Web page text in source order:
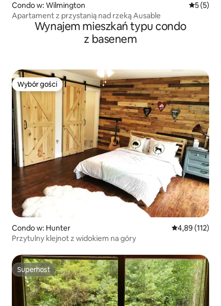
Condo w: Wilmington Średnia
5 (5)
Apartament z przystanią nad rzeką Ausable
Wynajem mieszkań typu condo
z basenem
Wybór gości
Wybór gości
Condo w: Hunter Średnia
4,89 (112)
Przytulny klejnot z widokiem na góry
Superhost
Superhost